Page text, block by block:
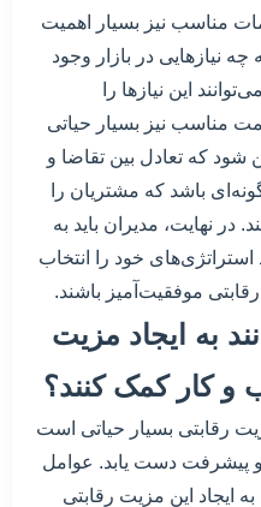
مناسب نیز بسیار اهمیت
نیازهایی در بازار وجود
این نیازها را
مناسب نیز بسیار حیاتی
شود که تعادل بین تقاضا و
باشد که مشتریان را
در نهایت، مدیران باید به
خود را انتخاب
رقابتی موفقیت‌آمیز باشند.
به ایجاد مزیت
و کار کمک کنند؟
رقابتی بسیار حیاتی است
و پیشرفت دست یابد. عوامل
ایجاد این مزیت رقابتی